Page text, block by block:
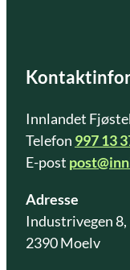
Innlandet
Telefon 997 13
E-post
Adresse
Industrivegen 8,
2390 Moelv